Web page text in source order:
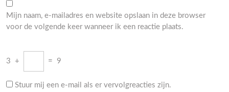
Mijn naam, e-mailadres en website opslaan in deze browser
voor de volgende keer wanneer ik een reactie plaats.
3 + = 9
Stuur mij een e-mail als er vervolgreacties zijn.